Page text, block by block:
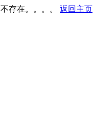
存在。。。。 返回主页